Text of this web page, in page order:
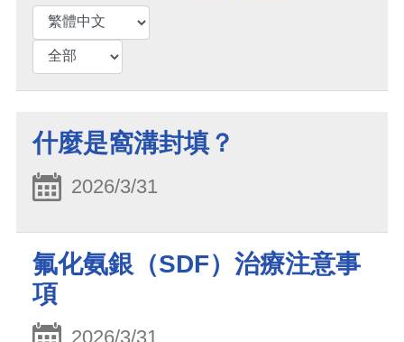
什麼是窩溝封填？
2026/3/31
氟化氨銀（SDF）治療注意事
項
2026/3/31